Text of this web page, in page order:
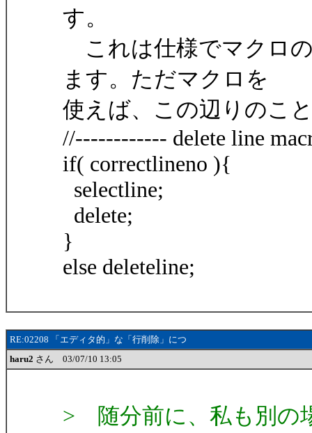
す。
これは仕様でマクロ
ます。ただマクロを
使えば、この辺りのこ
//------------ delete line
if( correctlineno ){
selectline;
delete;
}
else deleteline;
RE:02208 「エディタ的」な「行削除」につ
haru2 さん 03/07/10 13:05
> 随分前に、私も別の